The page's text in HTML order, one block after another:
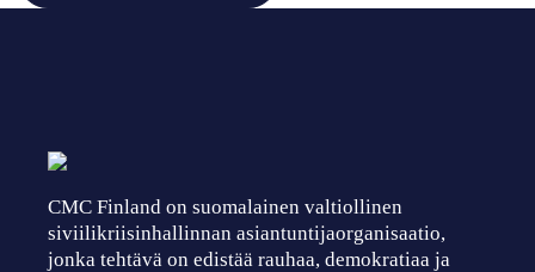
CMC Finland on suomalainen valtiollinen
siviilikriisinhallinnan asiantuntijaorganisaatio,
jonka tehtävä on edistää rauhaa, demokratiaa ja